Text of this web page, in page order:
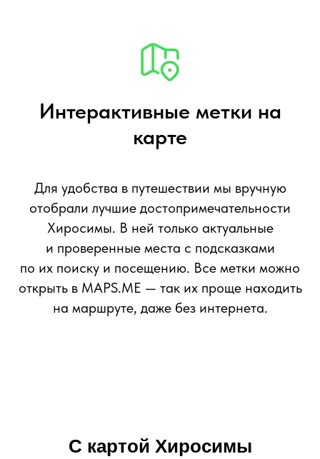
Интерактивные метки на
карте
Для удобства в путешествии мы вручную
отобрали лучшие достопримечательности
Хиросимы. В ней только актуальные
и проверенные места с подсказками
по их поиску и посещению. Все метки можно
открыть в MAPS.ME — так их проще находить
на маршруте, даже без интернета.
С картой Хиросимы